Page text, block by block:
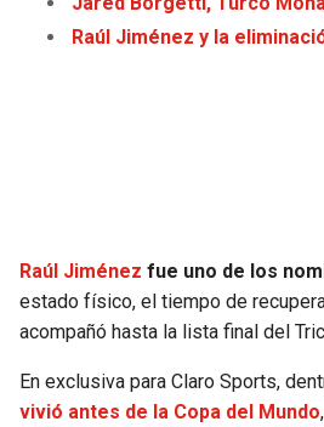
Raúl Jiménez y la
Raúl Jiménez fue uno de los
estado físico, el tiempo de
acompañó hasta la lista final del
En exclusiva para Claro Sports,
vivió antes de la Copa del Mundo